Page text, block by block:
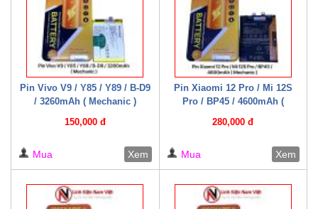
Pin Vivo V9 / Y85 / Y89 / B-D9
/ 3260mAh ( Mechanic )
150,000 đ
Mua Xem
Pin Xiaomi 12 Pro / Mi 12S
Pro / BP45 / 4600mAh (
280,000 đ
Mua Xem